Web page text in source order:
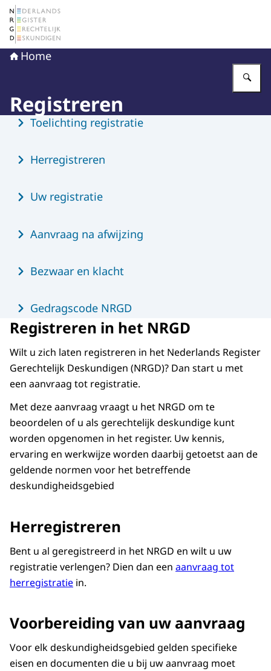
Naar de homepage van Nederlands Register
Home
Registreren
MenuToelichting registratie
Herregistreren
Uw registratie
Aanvraag na afwijzing
Bezwaar en klacht
Gedragscode NRGD
Registreren in het NRGD
Wilt u zich laten registreren in het Nederlands Register
Gerechtelijk Deskundigen (NRGD)? Dan start u met
een aanvraag tot registratie.
Met deze aanvraag vraagt u het NRGD om te
beoordelen of u als gerechtelijk deskundige kunt
worden opgenomen in het register. Uw kennis,
ervaring en werkwijze worden daarbij getoetst aan de
geldende normen voor het betreffende
deskundigheidsgebied
Herregistreren
Bent u al geregistreerd in het NRGD en wilt u uw
registratie verlengen? Dien dan een aanvraag tot
herregistratie in.
Voorbereiding van uw aanvraag
Voor elk deskundigheidsgebied gelden specifieke
eisen en documenten die u bij uw aanvraag moet